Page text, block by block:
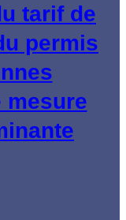
tarif de
permis
mesure